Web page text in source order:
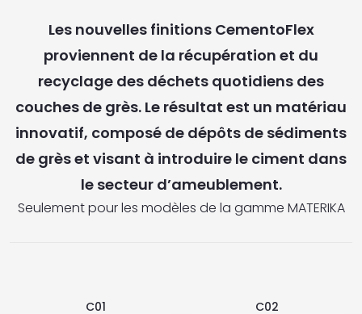
Les nouvelles finitions CementoFlex
proviennent de la récupération et du
recyclage des déchets quotidiens des
couches de grès. Le résultat est un matériau
innovatif, composé de dépôts de sédiments
de grès et visant à introduire le ciment dans
le secteur d’ameublement.
Seulement pour les modèles de la gamme MATERIKA
C01 C02